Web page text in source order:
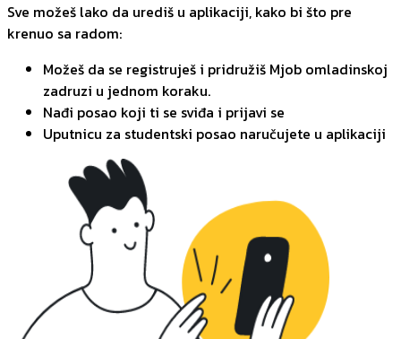
Sve možeš lako da urediš u aplikaciji, kako bi što pre
krenuo sa radom:
Možeš da se registruješ i pridružiš Mjob omladinskoj
zadruzi u jednom koraku.
Nađi posao koji ti se sviđa i prijavi se
Uputnicu za studentski posao naručujete u aplikaciji